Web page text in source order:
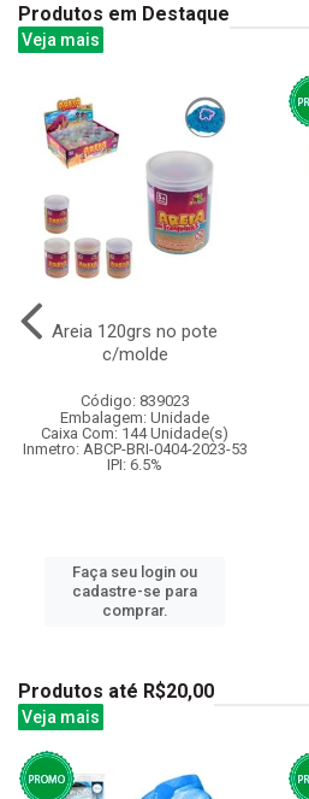
Produtos em Destaque
Veja mais
Areia 120grs no pote
c/molde
Código: 839023
Embalagem: Unidade
Caixa Com: 144 Unidade(s)
Inmetro: ABCP-BRI-0404-2023-53
IPI: 6.5%
Faça seu login ou
cadastre-se para
comprar.
Produtos até R$20,00
Veja mais